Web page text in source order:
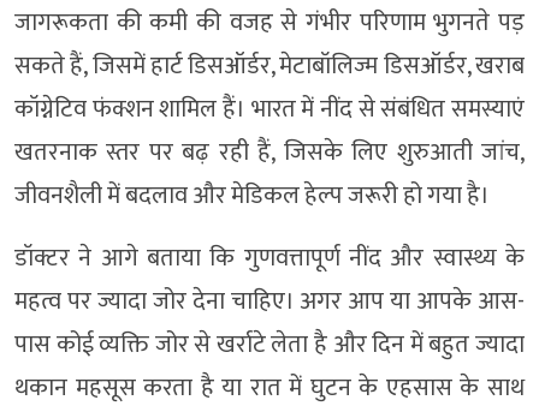
जागरूकता की कमी की वजह से गंभीर परिणाम भुगनते पड़
सकते हैं, जिसमें हार्ट डिसऑर्डर, मेटाबॉलिज्म डिसऑर्डर, खराब
कॉग्नेटिव फंक्शन शामिल हैं। भारत में नींद से संबंधित समस्याएं
खतरनाक स्तर पर बढ़ रही हैं, जिसके लिए शुरुआती जांच,
जीवनशैली में बदलाव और मेडिकल हेल्प जरूरी हो गया है।
डॉक्टर ने आगे बताया कि गुणवत्तापूर्ण नींद और स्वास्थ्य के
महत्व पर ज्यादा जोर देना चाहिए। अगर आप या आपके आस-
पास कोई व्यक्ति जोर से खर्राटे लेता है और दिन में बहुत ज्यादा
थकान महसूस करता है या रात में घुटन के एहसास के साथ